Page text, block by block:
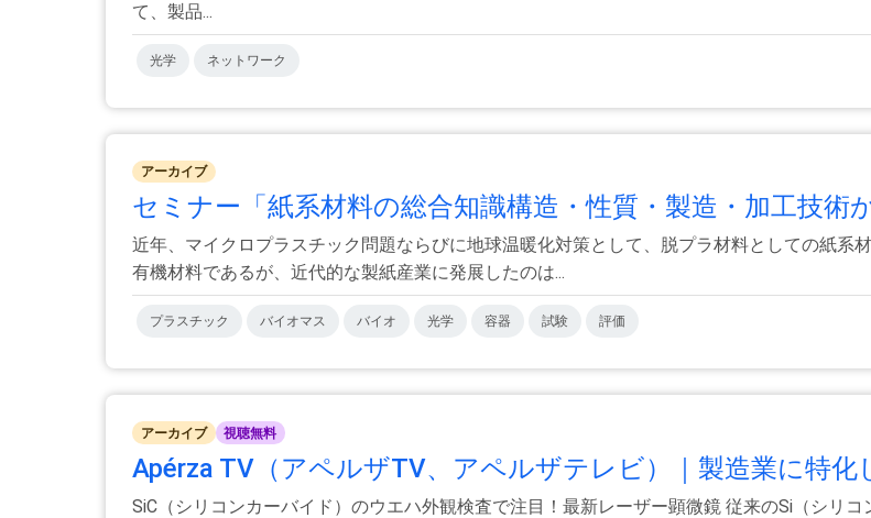
て、製品...
光学 ネットワーク
アーカイブ
セミナー「紙系材料の総合知識構造・性質・製造・加工技術
近年、マイクロプラスチック問題ならびに地球温暖化対策として、脱プラ材料としての紙
有機材料であるが、近代的な製紙産業に発展したのは...
プラスチック バイオマス バイオ 光学 容器 試験 評価
アーカイブ 視聴無料
Apérza TV（アペルザTV、アペルザテレビ）｜製造業に特化
SiC（シリコンカーバイド）のウエハ外観検査で注目！最新レーザー顕微鏡 従来のSi（シリ